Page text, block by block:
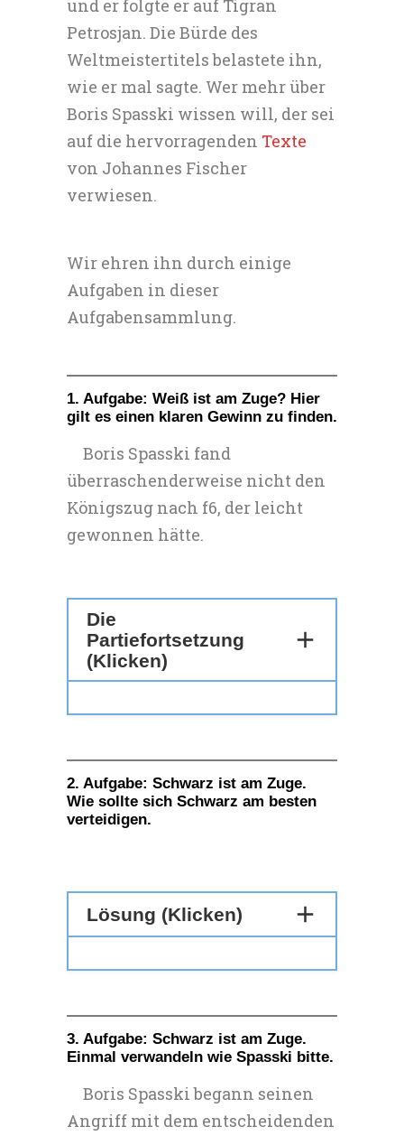
und er folgte er auf Tigran
Petrosjan. Die Bürde des
Weltmeistertitels belastete ihn,
wie er mal sagte. Wer mehr über
Boris Spasski wissen will, der sei
auf die hervorragenden Texte
von Johannes Fischer
verwiesen.
Wir ehren ihn durch einige
Aufgaben in dieser
Aufgabensammlung.
1. Aufgabe: Weiß ist am Zuge? Hier
gilt es einen klaren Gewinn zu finden.
Boris Spasski fand
überraschenderweise nicht den
Königszug nach f6, der leicht
gewonnen hätte.
Die
Partiefortsetzung
(Klicken)
2. Aufgabe: Schwarz ist am Zuge.
Wie sollte sich Schwarz am besten
verteidigen.
Lösung (Klicken)
3. Aufgabe: Schwarz ist am Zuge.
Einmal verwandeln wie Spasski bitte.
Boris Spasski begann seinen
Angriff mit dem entscheidenden